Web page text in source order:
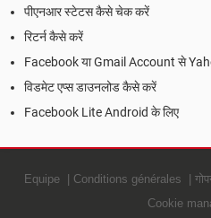
पीएनआर स्टेटस कैसे चेक करें
रिटर्न कैसे करें
Facebook या Gmail Account से
विडमेट एप्स डाउनलोड कैसे करें
Facebook Lite Android के लिए
Equipe Conditions générales
Cookie